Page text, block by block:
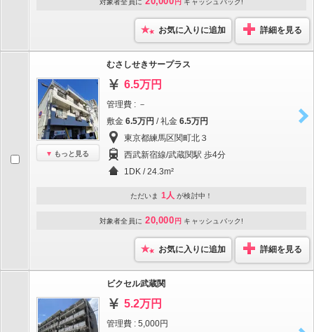
対象者全員に 円 キャッシュバック!
お気に入りに追加 詳細を見る
もっと見る
むさしせきサープラス
6.5万円
管理費 : －
敷金 6.5万円 / 礼金 6.5万円
東京都練馬区関町北３
西武新宿線/武蔵関駅 歩4分
1DK / 24.3m²
ただいま 1人 が検討中！
対象者全員に 20,000 円 キャッシュバック!
お気に入りに追加 詳細を見る
ビクセル武蔵関
5.2万円
管理費 : 5,000円